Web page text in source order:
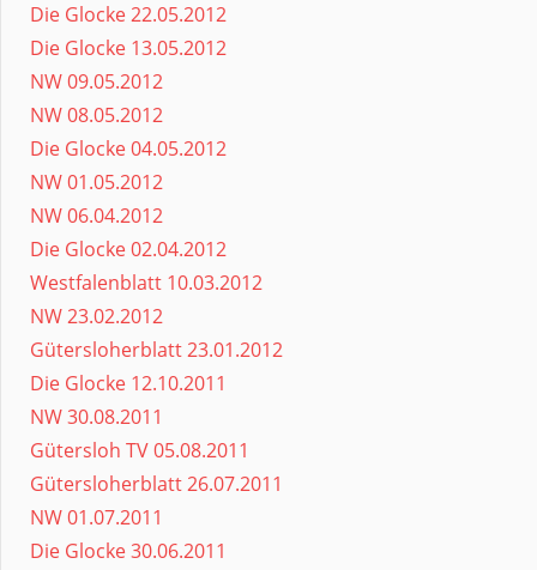
Die Glocke 22.05.2012
Die Glocke 13.05.2012
NW 09.05.2012
NW 08.05.2012
Die Glocke 04.05.2012
NW 01.05.2012
NW 06.04.2012
Die Glocke 02.04.2012
Westfalenblatt 10.03.2012
NW 23.02.2012
Gütersloherblatt 23.01.2012
Die Glocke 12.10.2011
NW 30.08.2011
Gütersloh TV 05.08.2011
Gütersloherblatt 26.07.2011
NW 01.07.2011
Die Glocke 30.06.2011